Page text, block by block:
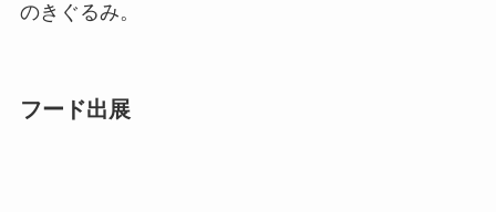
のきぐるみ。
フード出展